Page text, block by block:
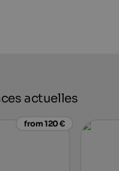
actuelles
from 120 €